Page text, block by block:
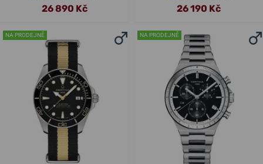
26 890 Kč 26 190 Kč
NA PRODEJNĚ NA PRODEJNĚ